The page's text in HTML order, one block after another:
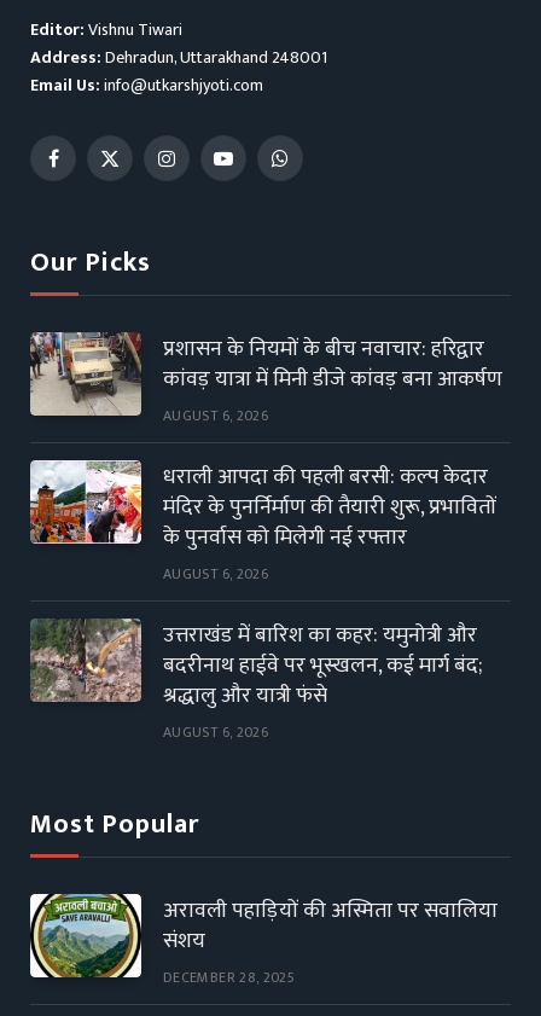
Editor:Vishnu Tiwari
Address:Dehradun, Uttarakhand 248001
Email Us:info@utkarshjyoti.com
Facebook
X
InstagramYouTubeWhatsApp
Our Picks
प्रशासन के नियमों के बीच नवाचार: हरिद्वार
कांवड़ यात्रा में मिनी डीजे कांवड़ बना आकर्षण
AUGUST 6, 2026
धराली आपदा की पहली बरसी: कल्प केदार
मंदिर के पुनर्निर्माण की तैयारी शुरू, प्रभावितों
के पुनर्वास को मिलेगी नई रफ्तार
AUGUST 6, 2026
उत्तराखंड में बारिश का कहर: यमुनोत्री और
बदरीनाथ हाईवे पर भूस्खलन, कई मार्ग बंद;
श्रद्धालु और यात्री फंसे
AUGUST 6, 2026
Most Popular
अरावली पहाड़ियों की अस्मिता पर सवालिया
संशय
DECEMBER 28, 2025